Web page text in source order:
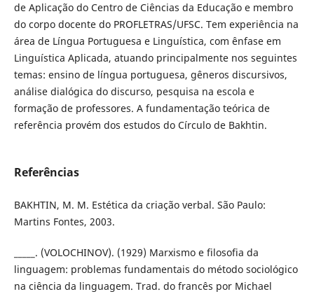
de Aplicação do Centro de Ciências da Educação e membro
do corpo docente do PROFLETRAS/UFSC. Tem experiência na
área de Língua Portuguesa e Linguística, com ênfase em
Linguística Aplicada, atuando principalmente nos seguintes
temas: ensino de língua portuguesa, gêneros discursivos,
análise dialógica do discurso, pesquisa na escola e
formação de professores. A fundamentação teórica de
referência provém dos estudos do Círculo de Bakhtin.
Referências
BAKHTIN, M. M. Estética da criação verbal. São Paulo:
Martins Fontes, 2003.
_____. (VOLOCHINOV). (1929) Marxismo e filosofia da
linguagem: problemas fundamentais do método sociológico
na ciência da linguagem. Trad. do francês por Michael